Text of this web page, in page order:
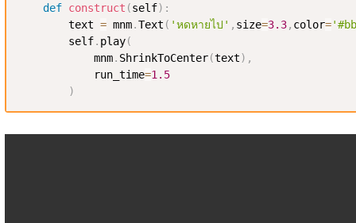
def construct (self) :
        text
= mnm.Text ( 'หดหายไป' , size=3.3, color=
        self
. play(
            mnm
. ShrinkToCenter(text) ,
            run_time
=1.5
)